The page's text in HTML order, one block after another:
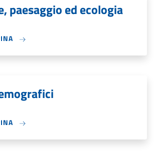
paesaggio ed ecologia